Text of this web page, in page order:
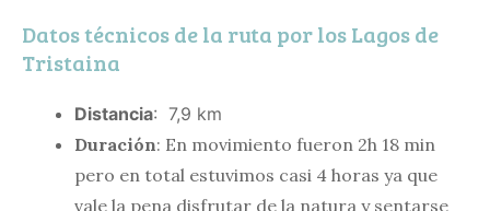
Datos técnicos de la ruta por los Lagos de
Tristaina
Distancia: 7,9 km
Duración: En movimiento fueron 2h 18 min
pero en total estuvimos casi 4 horas ya que
vale la pena disfrutar de la natura y sentarse